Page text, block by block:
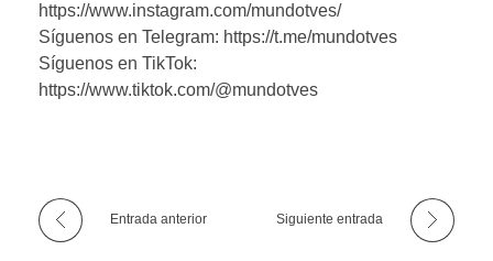
https://www.instagram.com/mundotves/
Síguenos en Telegram: https://t.me/mundotves
Síguenos en TikTok:
https://www.tiktok.com/@mundotves
Entrada anterior Siguiente entrada